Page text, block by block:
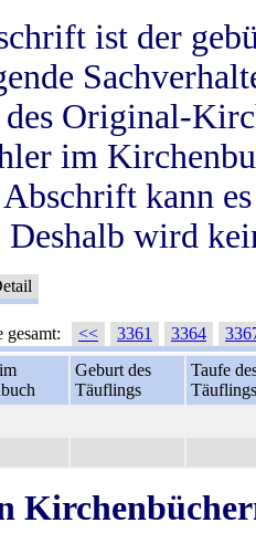
ist der
Original-
im
kann
Deshalb wird
gesamt: << 3361 3364
Geburt des
Täuflings
Taufe
Täuflings